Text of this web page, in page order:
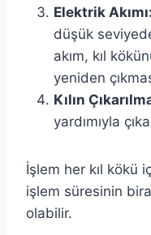
Elektrik Akımı:
düşük
akım, kıl
yeniden
Kılın
yardımıyla
İşlem her kıl kökü
işlem süresinin
olabilir.